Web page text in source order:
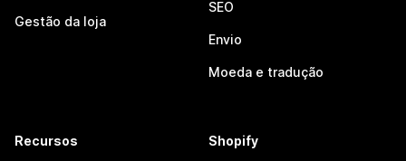
Gestão da loja
SEO
Envio
Moeda e tradução
Recursos Shopify